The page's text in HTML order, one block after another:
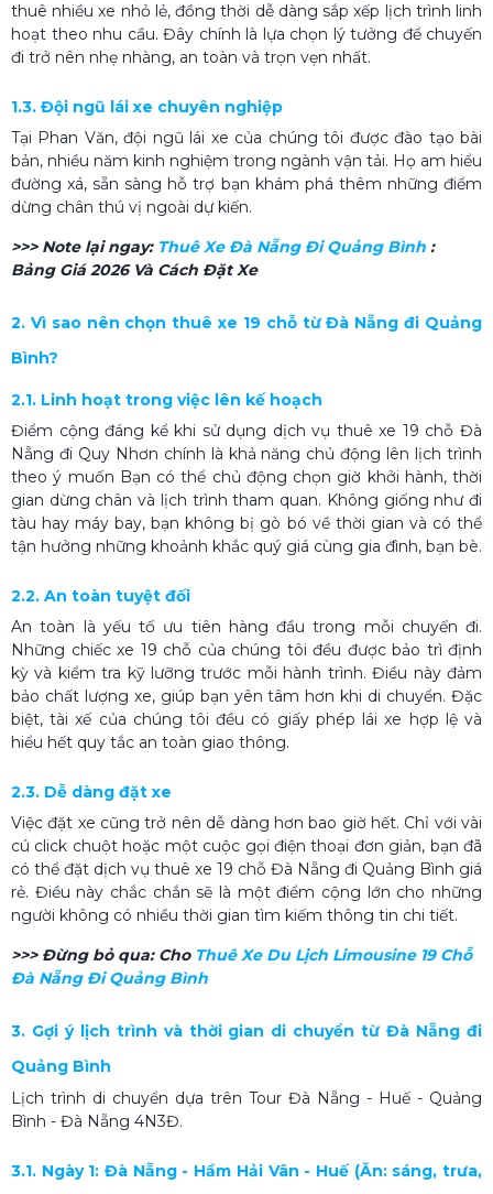
thuê nhiều xe nhỏ lẻ, đồng thời dễ dàng sắp xếp lịch trình linh
hoạt theo nhu cầu. Đây chính là lựa chọn lý tưởng để chuyến
đi trở nên nhẹ nhàng, an toàn và trọn vẹn nhất.
1.3. Đội ngũ lái xe chuyên nghiệp
Tại Phan Văn, đội ngũ lái xe của chúng tôi được đào tạo bài
bản, nhiều năm kinh nghiệm trong ngành vận tải. Họ am hiểu
đường xá, sẵn sàng hỗ trợ bạn khám phá thêm những điểm
dừng chân thú vị ngoài dự kiến.
>>> Note lại ngay: Thuê Xe Đà Nẵng Đi Quảng Bình :
Bảng Giá 2026 Và Cách Đặt Xe
2. Vì sao nên chọn thuê xe 19 chỗ từ Đà Nẵng đi Quảng
Bình?
2.1. Linh hoạt trong việc lên kế hoạch
Điểm cộng đáng kể khi sử dụng dịch vụ thuê xe 19 chỗ Đà
Nẵng đi Quy Nhơn chính là khả năng chủ động lên lịch trình
theo ý muốn Bạn có thể chủ động chọn giờ khởi hành, thời
gian dừng chân và lịch trình tham quan. Không giống như đi
tàu hay máy bay, bạn không bị gò bó về thời gian và có thể
tận hưởng những khoảnh khắc quý giá cùng gia đình, bạn bè.
2.2. An toàn tuyệt đối
An toàn là yếu tố ưu tiên hàng đầu trong mỗi chuyến đi.
Những chiếc xe 19 chỗ của chúng tôi đều được bảo trì định
kỳ và kiểm tra kỹ lưỡng trước mỗi hành trình. Điều này đảm
bảo chất lượng xe, giúp bạn yên tâm hơn khi di chuyển. Đặc
biệt, tài xế của chúng tôi đều có giấy phép lái xe hợp lệ và
hiểu hết quy tắc an toàn giao thông.
2.3. Dễ dàng đặt xe
Việc đặt xe cũng trở nên dễ dàng hơn bao giờ hết. Chỉ với vài
cú click chuột hoặc một cuộc gọi điện thoại đơn giản, bạn đã
có thể đặt dịch vụ thuê xe 19 chỗ Đà Nẵng đi Quảng Bình giá
rẻ. Điều này chắc chắn sẽ là một điểm cộng lớn cho những
người không có nhiều thời gian tìm kiếm thông tin chi tiết.
>>> Đừng bỏ qua: Cho Thuê Xe Du Lịch Limousine 19 Chỗ
Đà Nẵng Đi Quảng Bình
3. Gợi ý lịch trình và thời gian di chuyển từ Đà Nẵng đi
Quảng Bình
Lịch trình di chuyển dựa trên Tour Đà Nẵng - Huế - Quảng
Bình - Đà Nẵng 4N3Đ.
3.1. Ngày 1: Đà Nẵng - Hầm Hải Vân - Huế (Ăn: sáng, trưa,